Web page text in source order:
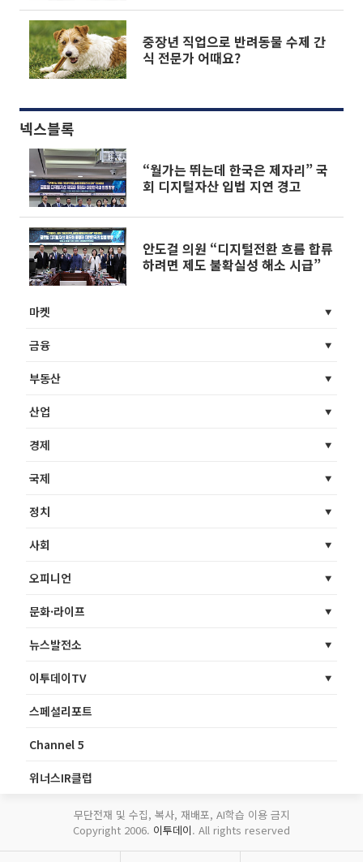
중장년 직업으로 반려동물 수제 간
식 전문가 어때요?
넥스블록
“월가는 뛰는데 한국은 제자리” 국
회 디지털자산 입법 지연 경고
안도걸 의원 “디지털전환 흐름 합류
하려면 제도 불확실성 해소 시급”
마켓
금융
부동산
산업
경제
국제
정치
사회
오피니언
문화·라이프
뉴스발전소
이투데이TV
스페셜리포트
Channel 5
위너스IR클럽
무단전재 및 수집, 복사, 재배포, AI학습 이용 금지
Copyright 2006. 이투데이. All rights reserved